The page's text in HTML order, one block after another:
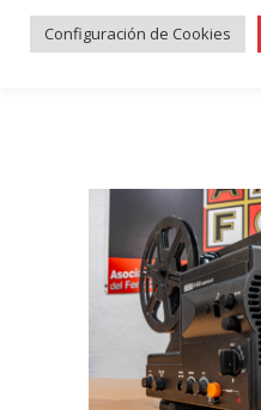
Configuración de Cookies